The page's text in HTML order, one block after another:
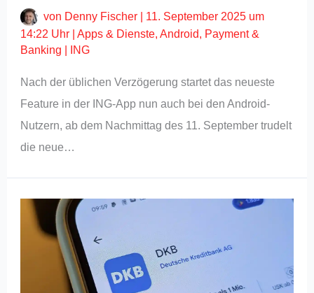
von Denny Fischer
11. September 2025 um
14:22 Uhr |Apps & Dienste,Android, Payment &
Banking
ING
Nach der üblichen Verzögerung startet das neueste
Feature in der ING-App nun auch bei den Android-
Nutzern, ab dem Nachmittag des 11. September trudelt
die neue…